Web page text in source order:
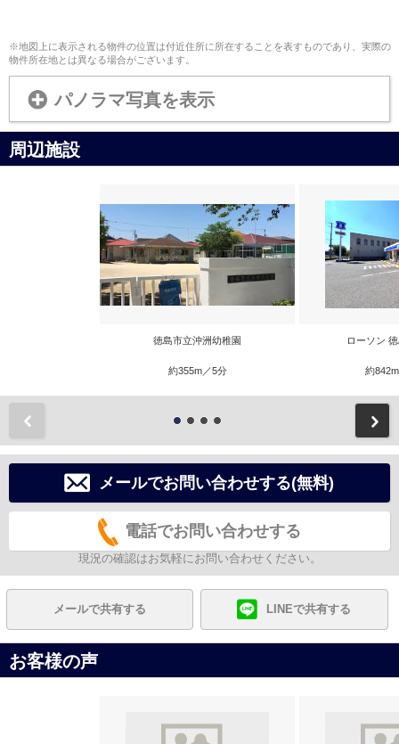
※地図上に表示される物件の位置は付近住所に所在することを表すものであり、実際の
物件所在地とは異なる場合がございます。
パノラマ写真を表示
周辺施設
徳島市立沖洲幼稚園
約355m／5分
ローソン
約
メールでお問い合わせする(無料)
電話でお問い合わせする
現況の確認はお気軽にお問い合わせください。
メールで共有する LINEで共有する
お客様の声